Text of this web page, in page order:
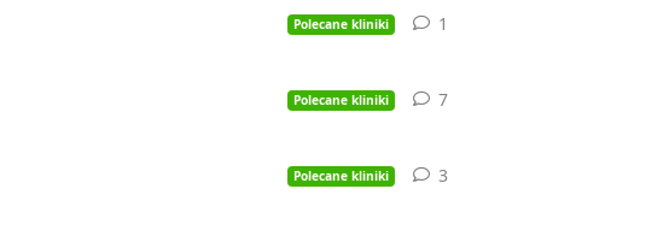
Polecane kliniki 1
Polecane kliniki 7
Polecane kliniki 3